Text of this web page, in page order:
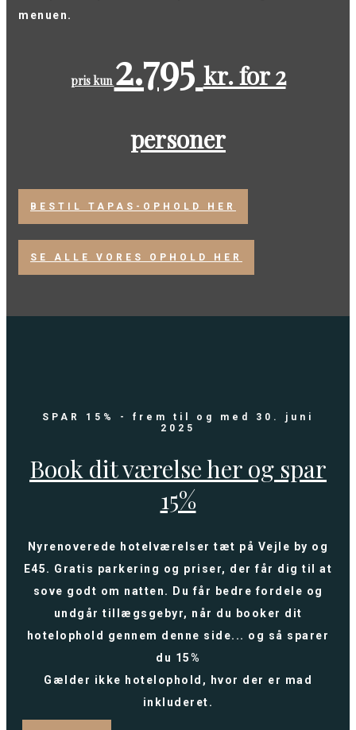
menuen.
pris kun 2.795 kr. for 2
personer
BESTIL TAPAS-OPHOLD HER
SE ALLE VORES OPHOLD HER
SPAR 15%
- frem til og med 30. juni
2025
Book dit værelse her og spar
15%
Nyrenoverede hotelværelser tæt på Vejle by og
E45. Gratis parkering og priser, der får dig til at
sove godt om natten. Du får bedre fordele og
undgår tillægsgebyr, når du booker dit
hotelophold gennem denne side... og så sparer
du 15%
Gælder ikke hotelophold, hvor der er mad
inkluderet.